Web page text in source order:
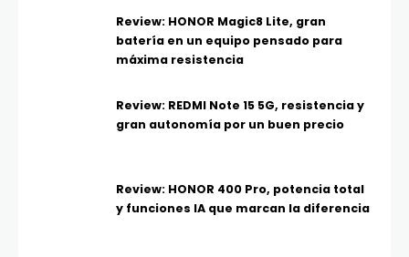
Review: HONOR Magic8 Lite, gran
batería en un equipo pensado para
máxima resistencia
Review: REDMI Note 15 5G, resistencia y
gran autonomía por un buen precio
Review: HONOR 400 Pro, potencia total
y funciones IA que marcan la diferencia